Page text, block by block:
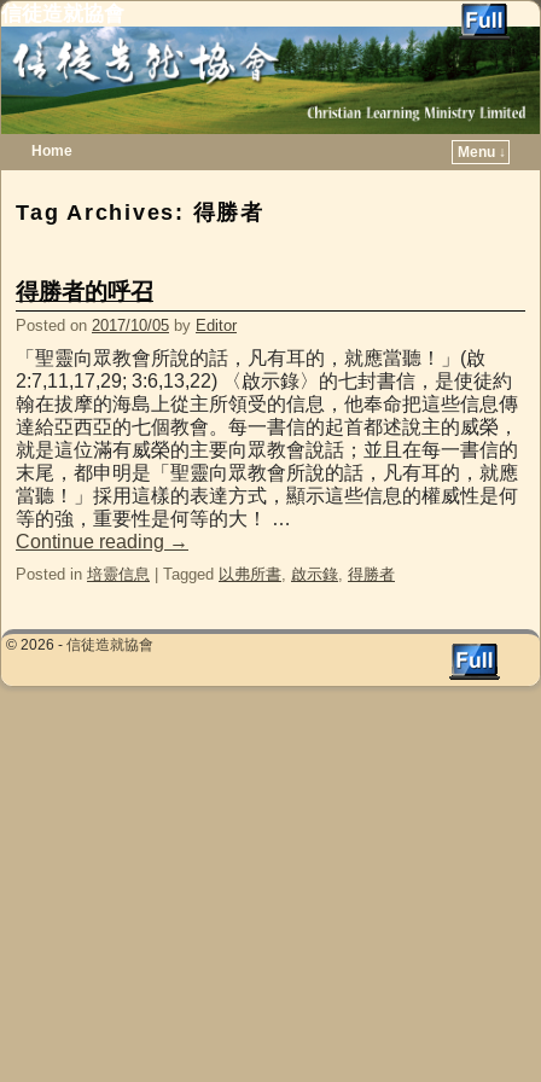
信徒造就協會
Home
Menu ↓
Tag Archives: 得勝者
得勝者的呼召
Posted on 2017/10/05 by Editor
「聖靈向眾教會所說的話，凡有耳的，就應當聽！」(啟
2:7,11,17,29; 3:6,13,22) 〈啟示錄〉的七封書信，是使徒約
翰在拔摩的海島上從主所領受的信息，他奉命把這些信息傳
達給亞西亞的七個教會。每一書信的起首都述說主的威榮，
就是這位滿有威榮的主要向眾教會說話；並且在每一書信的
末尾，都申明是「聖靈向眾教會所說的話，凡有耳的，就應
當聽！」採用這樣的表達方式，顯示這些信息的權威性是何
等的強，重要性是何等的大！ …
Continue reading →
Posted in 培靈信息 Tagged 以弗所書, 啟示錄, 得勝者
© 2026 - 信徒造就協會